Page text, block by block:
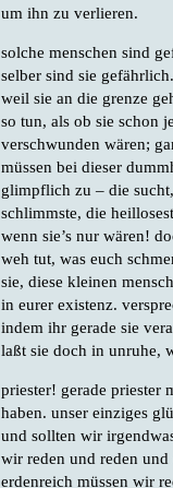
um ihn zu verlieren.
solche menschen sind
selber sind sie
weil sie an die grenze
so tun, als ob sie schon
verschwunden wären;
müssen bei dieser
glimpflich zu – die
schlimmste, die
wenn sie’s nur wären!
weh tut, was euch
sie, diese kleinen
in eurer existenz.
indem ihr gerade sie
laßt sie doch in unruhe,
priester! gerade priester
haben. unser einziges
und sollten wir
wir reden und reden
erdenreich müssen wir